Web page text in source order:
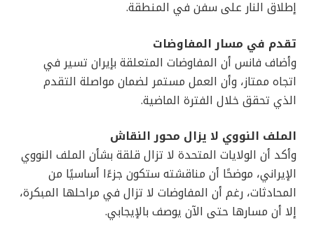
إطلاق النار على سفن في المنطقة.
تقدم في مسار المفاوضات
وأضاف فانس أن المفاوضات المتعلقة بإيران تسير في
اتجاه ممتاز، وأن العمل مستمر لضمان مواصلة التقدم
الذي تحقق خلال الفترة الماضية.
الملف النووي لا يزال محور النقاش
وأكد أن الولايات المتحدة لا تزال قلقة بشأن الملف النووي
الإيراني، موضحًا أن مناقشته ستكون جزءًا أساسيًا من
المحادثات، رغم أن المفاوضات لا تزال في مراحلها المبكرة،
إلا أن مسارها حتى الآن يوصف بالإيجابي.